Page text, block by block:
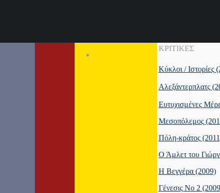
ΚΡΙΤΙΚΕΣ
Κύκλοι / Ιστορίες
Αλεξάντερπλατς
Ευτυχισμένες
Μεσοπόλεμος
Πόλη-κράτος
Ο Άμλετ του
Η Βεγγέρα (2009)
Γένεσις Νο 2